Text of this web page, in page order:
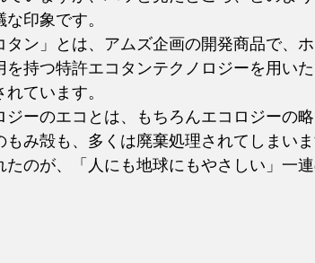
印象です。
ン」とは、アムズ企画の開発商品で、
を持つ特許エコタンテクノロジーを用い
ています。
ーのエコとは、もちろんエコロジーの
もみ殻も、多くは廃棄処理されてしまい
たのが、「人にも地球にもやさしい」一